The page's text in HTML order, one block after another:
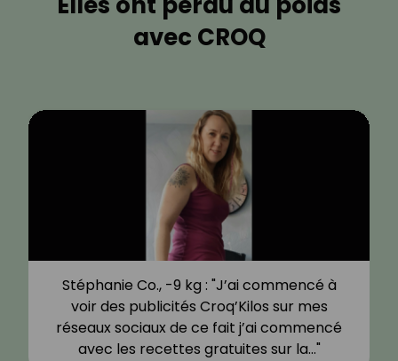
avec CROQ
Stéphanie Co., -9 kg : "J’ai commencé à
voir des publicités Croq’Kilos sur mes
réseaux sociaux de ce fait j’ai commencé
avec les recettes gratuites sur la…"